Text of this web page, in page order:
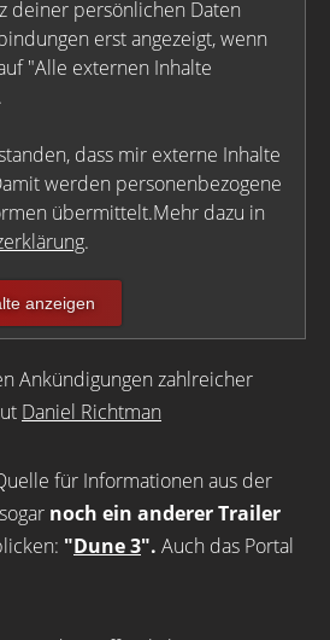
deiner persönlichen Daten
erst angezeigt, wenn
"Alle externen Inhalte
dass mir externe Inhalte
werden personenbezogene
übermittelt.Mehr dazu in
.
anzeigen
Ankündigungen zahlreicher
Daniel Richtman
für Informationen aus der
noch ein anderer Trailer
"Dune 3". Auch das Portal